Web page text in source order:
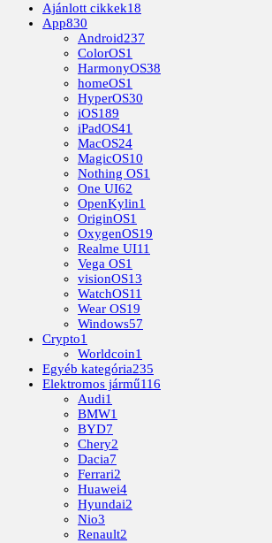
Ajánlott cikkek18
App830
Android237
ColorOS1
HarmonyOS38
homeOS1
HyperOS30
iOS189
iPadOS41
MacOS24
MagicOS10
Nothing OS1
One UI62
OpenKylin1
OriginOS1
OxygenOS19
Realme UI11
Vega OS1
visionOS13
WatchOS11
Wear OS19
Windows57
Crypto1
Worldcoin1
Egyéb kategória235
Elektromos jármű116
Audi1
BMW1
BYD7
Chery2
Dacia7
Ferrari2
Huawei4
Hyundai2
Nio3
Renault2